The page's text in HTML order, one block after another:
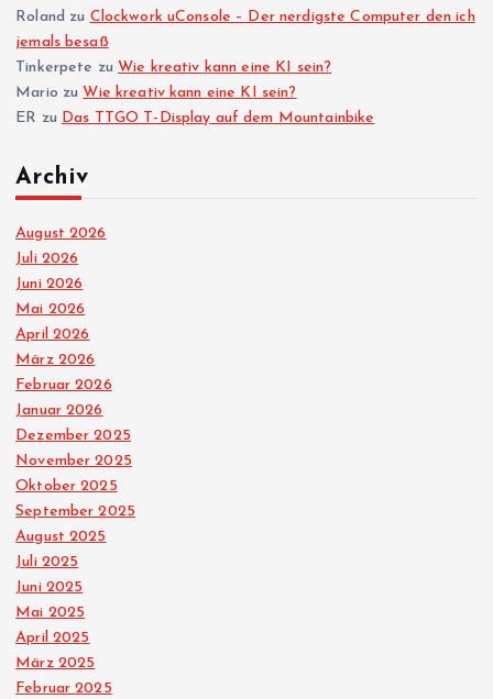
u
m
m
Roland zu Clockwork uConsole – Der nerdigste Computer den ich
jemals besaß
Tinkerpete zuWie kreativ kann eine KI sein?
Mario zuWie kreativ kann eine KI sein?
ER zu Das TTGO T-Display auf dem Mountainbike
Archiv
August 2026
Juli 2026
Juni 2026
Mai 2026
April 2026
März 2026
Februar 2026
Januar 2026
Dezember 2025
November 2025
Oktober 2025
September 2025
August 2025
Juli 2025
Juni 2025
Mai 2025
April 2025
März 2025
Februar 2025